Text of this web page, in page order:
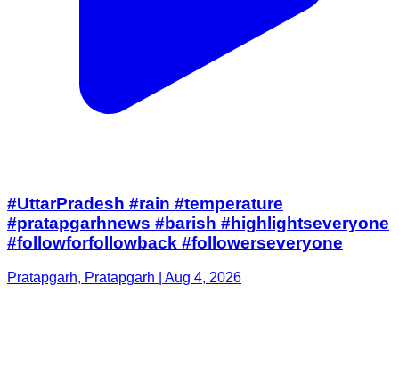
#UttarPradesh #rain #temperature
#pratapgarhnews #barish #highlightseveryone
#followforfollowback #followerseveryone
Pratapgarh, Pratapgarh | Aug 4, 2026